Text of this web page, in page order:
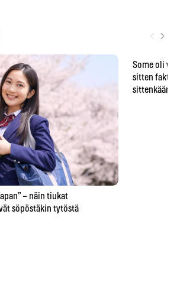
›
– näin tiukat
söpöstäkin tytöstä
Some oli
sitten
sittenkään